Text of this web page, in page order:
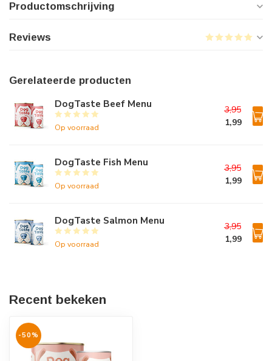
Productomschrijving
Reviews
Gerelateerde producten
DogTaste Beef Menu
Op voorraad
3,95
1,99
DogTaste Fish Menu
Op voorraad
3,95
1,99
DogTaste Salmon Menu
Op voorraad
3,95
1,99
Recent bekeken
-50%